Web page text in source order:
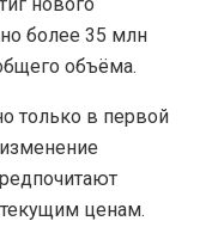
более 35 млн
объёма.
только в первой
текущим ценам.